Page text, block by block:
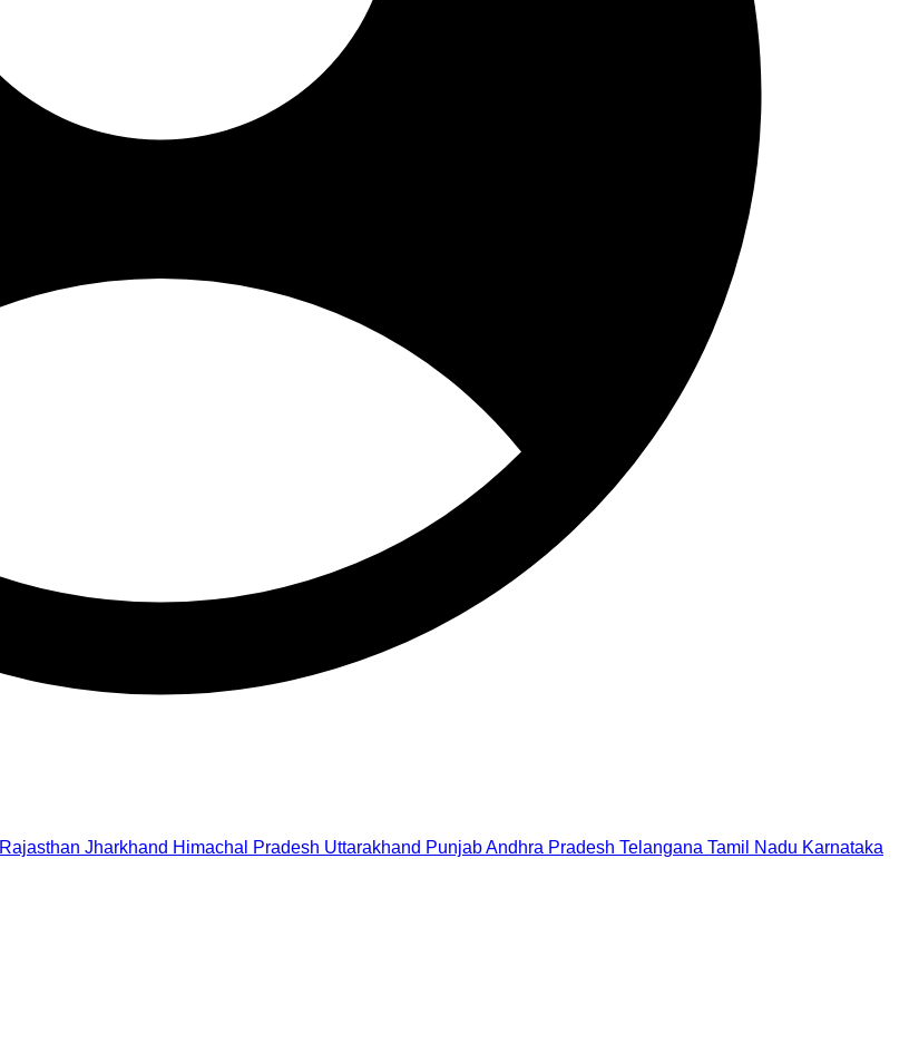
Rajasthan Jharkhand Himachal Pradesh Uttarakhand PunjabAndhra Pradesh Telangana Tamil Nadu Karnataka